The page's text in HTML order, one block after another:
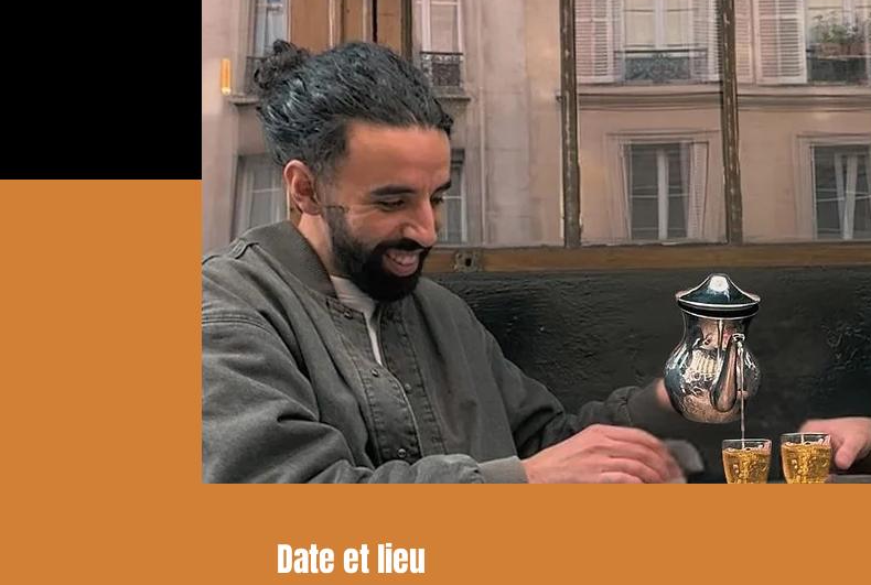
Date et lieu